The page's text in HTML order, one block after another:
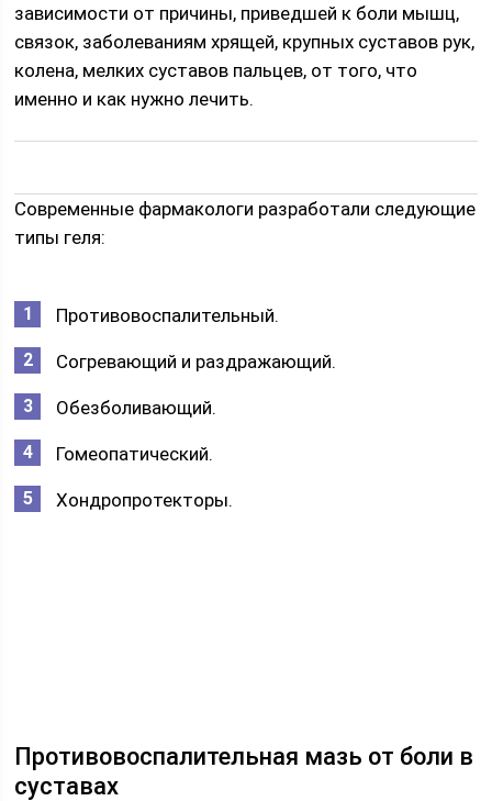
зависимости от причины, приведшей к боли мышц,
связок, заболеваниям хрящей, крупных суставов рук,
колена, мелких суставов пальцев, от того, что
именно и как нужно лечить.
Современные фармакологи разработали следующие
типы геля:
Противовоспалительный.
Согревающий и раздражающий.
Обезболивающий.
Гомеопатический.
Хондропротекторы.
Противовоспалительная мазь от боли в
суставах